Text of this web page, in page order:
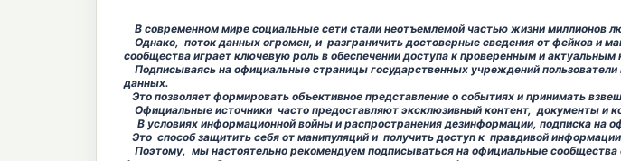
В современном мире социальные сети стали неотъемлемой частью жизни миллионов
Однако, поток данных огромен, и разграничить достоверные сведения от фейков и
сообщества играет ключевую роль в обеспечении доступа к проверенным и актуальным
Подписываясь на официальные страницы государственных учреждений
данных.
Это позволяет формировать объективное представление о событиях и принимать
Официальные источники часто предоставляют эксклюзивный контент, документы и
В условиях информационной войны и распространения дезинформации, подписка на
Это способ защитить себя от манипуляций и получить доступ к правдивой
Поэтому, мы настоятельно рекомендуем подписываться на официальные